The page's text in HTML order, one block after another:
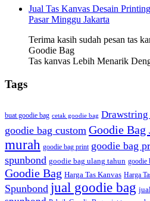
Jual Tas Kanvas Desain
Pasar Minggu Jakarta
Terima kasih sudah pesan tas
Goodie Bag
Tas kanvas Lebih Menarik
Tags
buat goodie bag cetak goodie bag Drawstring
goodie bag custom Goodie Bag
murah goodie bag print goodie bag
spunbond goodie bag ulang tahun goodie
Goodie Bag Harga Tas Kanvas Harga
Spunbond jual goodie bag